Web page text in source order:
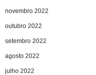
novembro 2022
outubro 2022
setembro 2022
agosto 2022
julho 2022